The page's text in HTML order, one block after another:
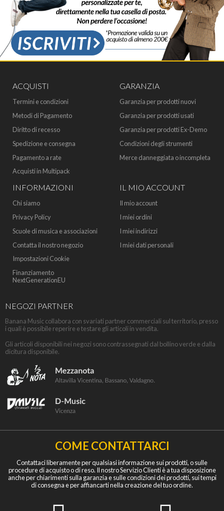
ACQUISTI
Termini e condizioni
Metodi di Pagamento
Diritto di recesso
Spedizione e consegna
Pagamento a rate
Acquisti in Multipack
GARANZIA
Garanzia per prodotti nuovi
Garanzia per prodotti usati
Garanzia per prodotti Ex-Demo
Condizioni degli strumenti
Merce danneggiata o incompleta
INFORMAZIONI
Chi siamo
Privacy Policy
Scuole di musica e associazioni
Contatta il nostro negozio
Impostazioni Cookie
Finanziamento
NextGenerationEU
IL MIO ACCOUNT
Il mio account
I miei ordini
I miei indirizzi
I miei dati personali
NEGOZI PARTNER
Banana Music collabora con svariati partner commerciali sul territorio, presso
i quali è possibile reperire e testare gli articoli in vendita.
Gli articoli disponibili nei negozi sono contrassegnati dal bollino verde e dalla
dicitura disponibile.
COME CONTATTARCI
Contattaci liberamente per qualsiasi informazione sui prodotti, o sulle
procedure di acquisto o di reso. Il nostro Servizio Clienti è a tua disposizione
anche per chiarimenti sulla garanzia e sulle condizioni dei prodotti, sui tempi
di consegna e per affiancarti nella creazione del tuo ordine.